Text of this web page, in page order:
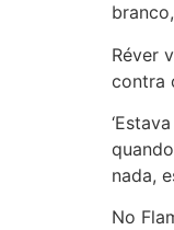
Réver
contra
nada,
No